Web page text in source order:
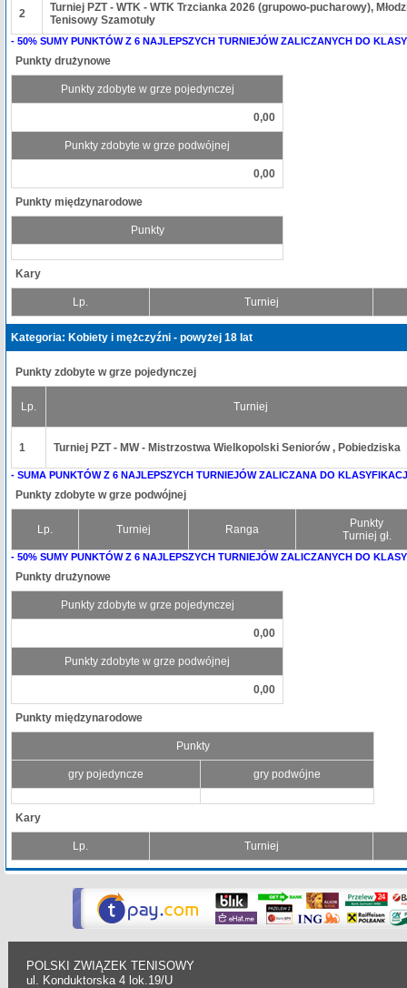
2
Turniej PZT - WTK - WTK Trzcianka 2026 (grupowo-pucharowy),
Tenisowy Szamotuły
- 50% SUMY PUNKTÓW Z 6 NAJLEPSZYCH TURNIEJÓW ZALICZANYCH DO
Punkty drużynowe
Punkty zdobyte w grze pojedynczej
0,00
Punkty zdobyte w grze podwójnej
0,00
Punkty międzynarodowe
Punkty
Kary
Lp. Turniej
Kategoria: Kobiety i mężczyźni - powyżej 18 lat
Punkty zdobyte w grze pojedynczej
Lp. Turniej
1 Turniej PZT - MW - Mistrzostwa Wielkopolski Seniorów , Pobiedziska
- SUMA PUNKTÓW Z 6 NAJLEPSZYCH TURNIEJÓW ZALICZANA DO
Punkty zdobyte w grze podwójnej
Lp. Turniej Ranga
Punkty
Turniej gł.
- 50% SUMY PUNKTÓW Z 6 NAJLEPSZYCH TURNIEJÓW ZALICZANYCH DO
Punkty drużynowe
Punkty zdobyte w grze pojedynczej
0,00
Punkty zdobyte w grze podwójnej
0,00
Punkty międzynarodowe
Punkty
gry pojedyncze gry podwójne
Kary
Lp. Turniej
POLSKI ZWIĄZEK TENISOWY
ul. Konduktorska 4 lok.19/U